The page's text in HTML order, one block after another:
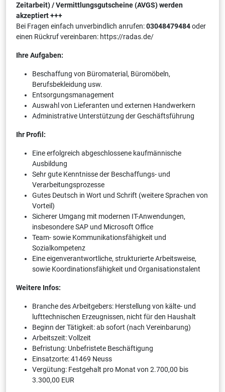
Zeitarbeit) / Vermittlungsgutscheine (AVGS) werden
akzeptiert +++
Bei Fragen einfach unverbindlich anrufen:03048479484oder
einen Rückruf vereinbaren: https://radas.de/
Ihre Aufgaben:
Beschaffung von Büromaterial, Büromöbeln,
Berufsbekleidung usw.
Entsorgungsmanagement
Auswahl von Lieferanten und externen Handwerkern
Administrative Unterstützung der Geschäftsführung
Ihr Profil:
Eine erfolgreich abgeschlossene kaufmännische
Ausbildung
Sehr gute Kenntnisse der Beschaffungs- und
Verarbeitungsprozesse
Gutes Deutsch in Wort und Schrift (weitere Sprachen von
Vorteil)
Sicherer Umgang mit modernen IT-Anwendungen,
insbesondere SAP und Microsoft Office
Team- sowie Kommunikationsfähigkeit und
Sozialkompetenz
Eine eigenverantwortliche, strukturierte Arbeitsweise,
sowie Koordinationsfähigkeit und Organisationstalent
Weitere Infos:
Branche des Arbeitgebers: Herstellung von kälte- und
lufttechnischen Erzeugnissen, nicht für den Haushalt
Beginn der Tätigkeit: ab sofort (nach Vereinbarung)
Arbeitszeit: Vollzeit
Befristung: Unbefristete Beschäftigung
Einsatzorte: 41469 Neuss
Vergütung: Festgehalt pro Monat von 2.700,00 bis
3.300,00 EUR